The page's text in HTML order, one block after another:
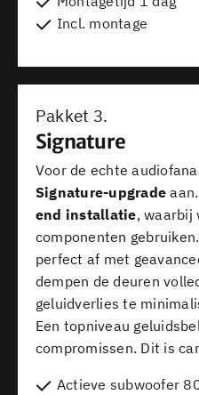
Incl. montage
Pakket 3.
Signature
Voor de echte
Signature-upgrade
end installatie, waarbij
componenten
perfect af met
dempen de deuren
geluidverlies te
Een topniveau
compromissen. Dit is
Actieve subwoofer